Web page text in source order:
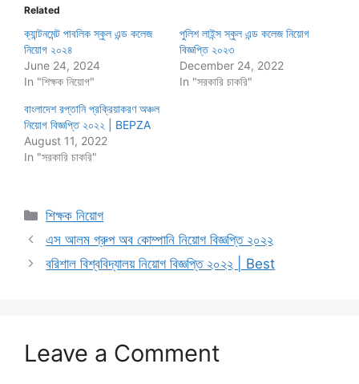
Related
ক্যান্টনমেন্ট পাবলিক স্কুল এন্ড কলেজ
নিয়োগ ২০২৪
June 24, 2024
In "শিক্ষক নিয়োগ"
পুলিশ লাইন্স স্কুল এন্ড কলেজ নিয়োগ
বিজ্ঞপ্তি ২০২৩
December 24, 2022
In "সরকারি চাকরি"
বাংলাদেশ রপ্তানি প্রক্রিয়াকরণ অঞ্চল
নিয়োগ বিজ্ঞপ্তি ২০২২ | BEPZA
August 11, 2022
In "সরকারি চাকরি"
Categories
শিক্ষক নিয়োগ
এস আলম গ্রুপ অব কোম্পানি নিয়োগ বিজ্ঞপ্তি ২০২২
বরিশাল বিশ্ববিদ্যালয় নিয়োগ বিজ্ঞপ্তি ২০২২ | Best
Leave a Comment